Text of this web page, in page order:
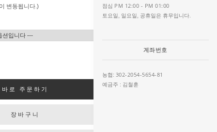
점심 PM 12:00 - PM 01:00
토요일, 일요일, 공휴일은 휴무입니다.
계좌번호
농협: 302-2054-5654-81
예금주 : 김철훈
변동됩니다.)
바로 주문하기
장바구니